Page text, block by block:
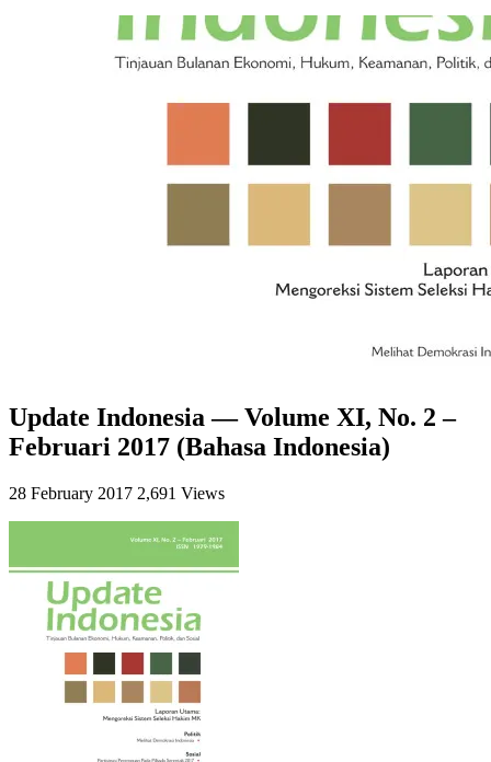
Update Indonesia — Volume XI, No. 2 –
Februari 2017 (Bahasa Indonesia)
28 February 2017 2,691 Views